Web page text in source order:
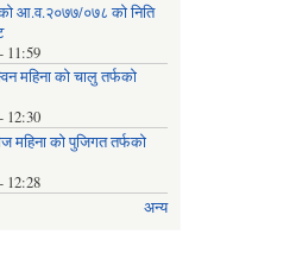
आ.व.२०७७/०७८ को निति
11:59
महिना को चालु तर्फको
12:30
महिना को पुजिगत तर्फको
12:28
अन्य